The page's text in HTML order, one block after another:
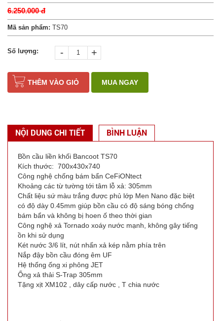
6.250.000 đ
Mã sản phẩm: TS70
Số lượng: - +
THÊM VÀO GIỎ MUA NGAY
NỘI DUNG CHI TIẾT BÌNH LUẬN
Bồn cầu liền khối Bancoot TS70
Kích thước: 700x430x740
Công nghệ chống bám bẩn CeFiONtect
Khoảng các từ tường tới tâm lỗ xả: 305mm
Chất liệu sứ màu trắng được phủ lớp Men Nano đặc biệt
có độ dày 0.45mm giúp bồn cầu có độ sáng bóng chống
bám bẩn và không bị hoen ố theo thời gian
Công nghệ xả Tornado xoáy nước mạnh, không gây tiếng
ồn khi sử dụng
Két nước 3/6 lít, nút nhấn xả kép nằm phía trên
Nắp đậy bồn cầu đóng êm UF
Hệ thống ống xi phông JET
Ống xả thải S-Trap 305mm
Tặng xịt XM102 , dây cấp nước , T chia nước